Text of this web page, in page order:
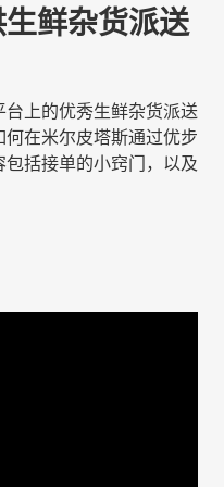
鲜杂货派送
上的优秀生鲜杂货派送
在米尔皮塔斯通过优步
括接单的小窍门，以及